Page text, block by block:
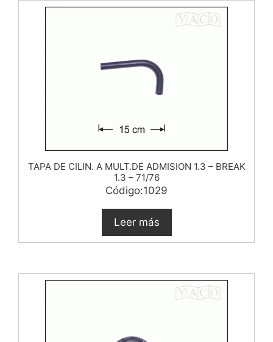
TAPA DE CILIN. A MULT.DE ADMISION 1.3 – BREAK
1.3 – 71/76
Código:1029
Leer más